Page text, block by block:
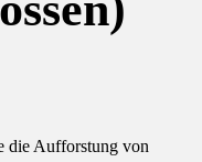
die Aufforstung von